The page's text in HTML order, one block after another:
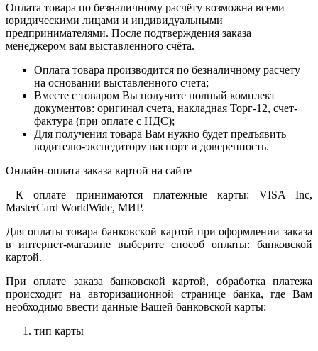
Оплата товара по безналичному расчёту возможна всеми
юридическими лицами и индивидуальными
предпринимателями. После подтверждения заказа
менеджером вам выставленного счёта.
Оплата товара производится по безналичному расчету
на основании выставленного счета;
Вместе с товаром Вы получите полный комплект
документов: оригинал счета, накладная Торг-12, счет-
фактура (при оплате с НДС);
Для получения товара Вам нужно будет предъявить
водителю-экспедитору паспорт и доверенность.
Онлайн-оплата заказа картой на сайте
К оплате принимаются платежные карты: VISA Inc,
MasterCard WorldWide, МИР.
Для оплаты товара банковской картой при оформлении заказа
в интернет-магазине выберите способ оплаты: банковской
картой.
При оплате заказа банковской картой, обработка платежа
происходит на авторизационной странице банка, где Вам
необходимо ввести данные Вашей банковской карты:
тип карты